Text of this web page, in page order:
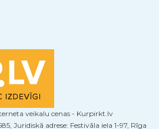
Juridiskā adrese: Festivāla iela 1-97, Rīga